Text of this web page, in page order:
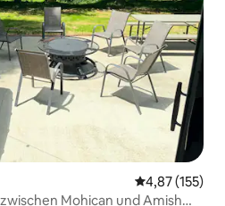
4,87 (155)
Mohican und Amish